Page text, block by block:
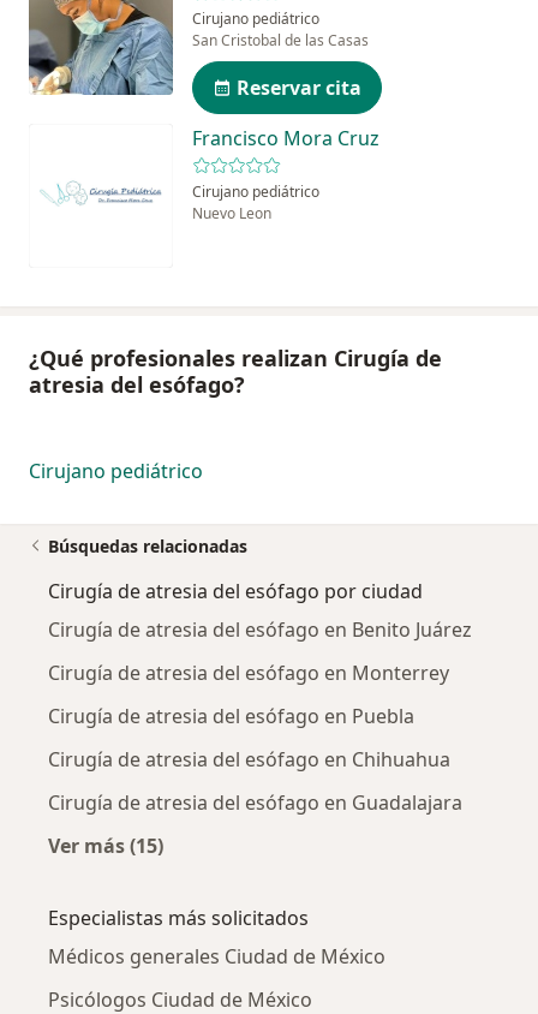
Cirujano pediátrico
San Cristobal de las Casas
Reservar cita
Francisco Mora Cruz
Cirujano pediátrico
Nuevo Leon
¿Qué profesionales realizan Cirugía de
atresia del esófago?
Cirujano pediátrico
Búsquedas relacionadas
Cirugía de atresia del esófago por ciudad
Cirugía de atresia del esófago en Benito Juárez
Cirugía de atresia del esófago en Monterrey
Cirugía de atresia del esófago en Puebla
Cirugía de atresia del esófago en Chihuahua
Cirugía de atresia del esófago en Guadalajara
Ver más (15)
Especialistas más solicitados
Médicos generales Ciudad de México
Psicólogos Ciudad de México